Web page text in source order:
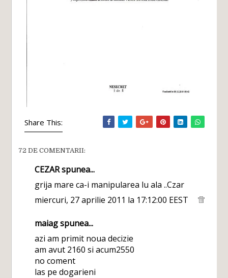
Share This:
72 DE COMENTARII:
CEZARspunea...
grija mare ca-i manipularea lu ala ..Czar
miercuri, 27 aprilie 2011 la 17:12:00 EEST
maiagspunea...
azi am primit noua decizie
am avut 2160 si acum2550
no coment
las pe dogarieni